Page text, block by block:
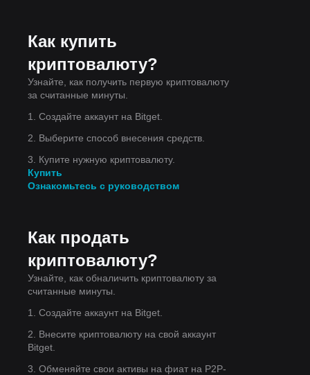
Как купить
криптовалюту?
Узнайте, как получить первую криптовалюту
за считанные минуты.
1. Создайте аккаунт на Bitget.
2. Выберите способ внесения средств.
3. Купите нужную криптовалюту.
Купить
Ознакомьтесь с руководством
Как продать
криптовалюту?
Узнайте, как обналичить криптовалюту за
считанные минуты.
1. Создайте аккаунт на Bitget.
2. Внесите криптовалюту на свой аккаунт
Bitget.
3. Обменяйте свои активы на фиат на P2P-